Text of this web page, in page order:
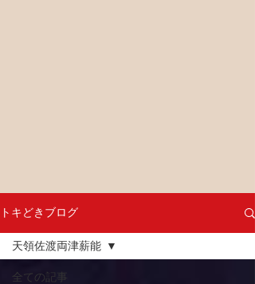
トキどきブログ
全ての記事
天領佐渡両津薪能